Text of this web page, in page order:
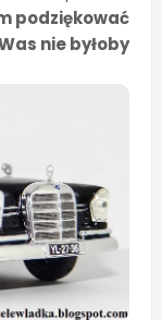
podziękować
nie byłoby